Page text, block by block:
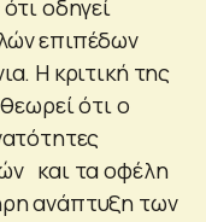
οδηγεί
επιπέδων
Η κριτική της
ότι ο
και τα οφέλη
ανάπτυξη των